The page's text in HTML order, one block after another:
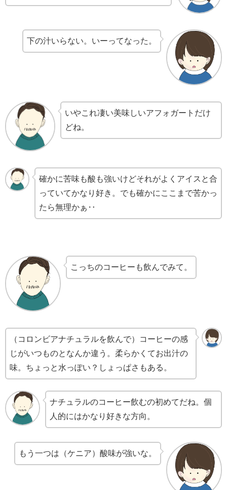
下の汁いらない。いーってなった。
いやこれ凄い美味しいアフォガートだけ
どね。
確かに苦味も酸も強いけどそれがよくアイスと合
っていてかなり好き。でも確かにここまで苦かっ
たら無理かぁ‥
こっちのコーヒーも飲んでみて。
（コロンビアナチュラルを飲んで）コーヒーの感
じがいつものとなんか違う。柔らかくてお出汁の
味。ちょっと水っぽい？しょっぱさもある。
ナチュラルのコーヒー飲むの初めてだね。個
人的にはかなり好きな方向。
もう一つは（ケニア）酸味が強いな。